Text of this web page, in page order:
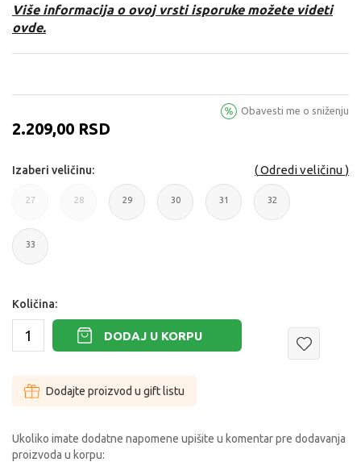
Više informacija o ovoj vrsti isporuke možete videti
ovde.
2.209,00 RSD
Obavesti me o sniženju
Odredi veličinu
Izaberi veličinu:
27
27
28 29 30 31 32
33
Količina:
DODAJ U KORPU
Dodajte proizvod u gift listu
Ukoliko imate dodatne napomene upišite u komentar pre dodavanja
proizvoda u korpu: